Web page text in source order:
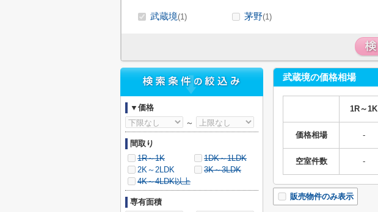
武蔵境(1) 茅野(1)
武蔵境の価格相場
1R～1K
価格相場 -
空室件数 -
販売物件のみ表示
▼価格
～
間取り
1R～1K
1DK～1LDK
2K～2LDK
3K～3LDK
4K～4LDK以上
専有面積